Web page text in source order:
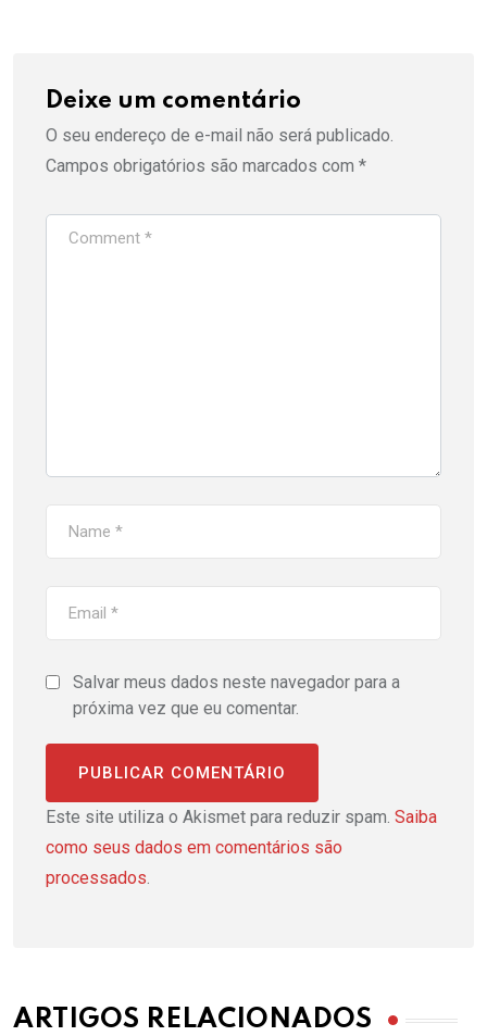
Deixe um comentário
O seu endereço de e-mail não será publicado.
Campos obrigatórios são marcados com *
Salvar meus dados neste navegador para a
próxima vez que eu comentar.
Este site utiliza o Akismet para reduzir spam. Saiba
como seus dados em comentários são
processados.
ARTIGOS RELACIONADOS